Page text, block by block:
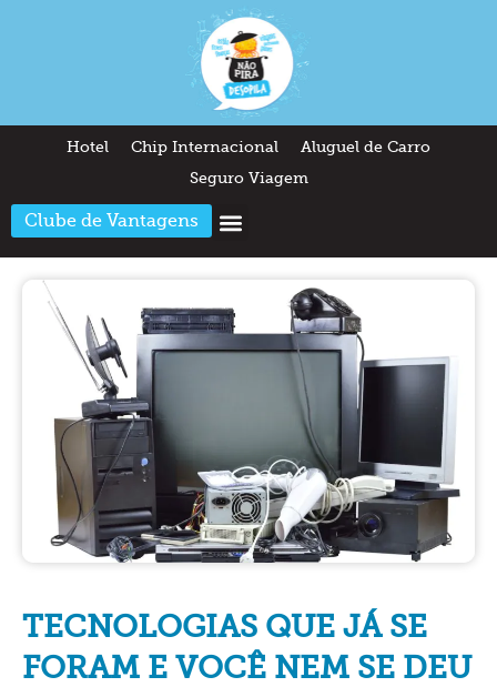
Hotel Chip Internacional
Aluguel de Carro
Seguro Viagem
Clube de Vantagens
TECNOLOGIAS QUE JÁ SE
FORAM E VOCÊ NEM SE DEU